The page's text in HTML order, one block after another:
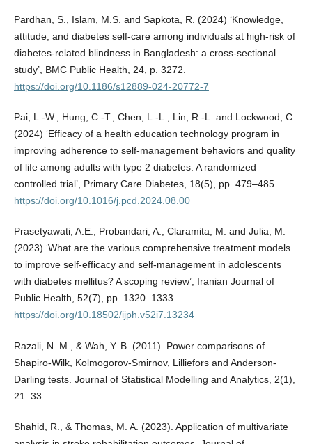
Pardhan, S., Islam, M.S. and Sapkota, R. (2024) ‘Knowledge,
attitude, and diabetes self-care among individuals at high-risk of
diabetes-related blindness in Bangladesh: a cross-sectional
study’, BMC Public Health, 24, p. 3272.
https://doi.org/10.1186/s12889-024-20772-7
Pai, L.-W., Hung, C.-T., Chen, L.-L., Lin, R.-L. and Lockwood, C.
(2024) ‘Efficacy of a health education technology program in
improving adherence to self-management behaviors and quality
of life among adults with type 2 diabetes: A randomized
controlled trial’, Primary Care Diabetes, 18(5), pp. 479–485.
https://doi.org/10.1016/j.pcd.2024.08.00
Prasetyawati, A.E., Probandari, A., Claramita, M. and Julia, M.
(2023) ‘What are the various comprehensive treatment models
to improve self-efficacy and self-management in adolescents
with diabetes mellitus? A scoping review’, Iranian Journal of
Public Health, 52(7), pp. 1320–1333.
https://doi.org/10.18502/ijph.v52i7.13234
Razali, N. M., & Wah, Y. B. (2011). Power comparisons of
Shapiro-Wilk, Kolmogorov-Smirnov, Lilliefors and Anderson-
Darling tests. Journal of Statistical Modelling and Analytics, 2(1),
21–33.
Shahid, R., & Thomas, M. A. (2023). Application of multivariate